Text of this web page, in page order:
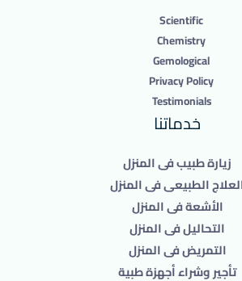
Scientific
Chemistry
Gemological
Privacy Policy
Testimonials
خدماتنا
زيارة طبيب فى المنزل
الطبيعى فى المنزل
الأشعة فى المنزل
التحاليل فى المنزل
التمريض فى المنزل
تأجير وشراء أجهزة طبية